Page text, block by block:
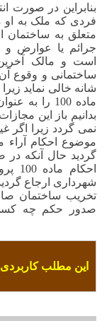
بنابراین در صورت
فردی که ملک به
متعلق به ساختمان
جرائم یا عوارض و
است و مالک
ساختمانی و وقوع
شانه خالی نماید
ماده 100
بدانیم باز این
نمی گردد زیرا اگر
موضوع احکام
گردید حال آنکه
شهرداری ارجاع
تخریب ساختمان
صدور حکم چه
این مطلب کاربردی